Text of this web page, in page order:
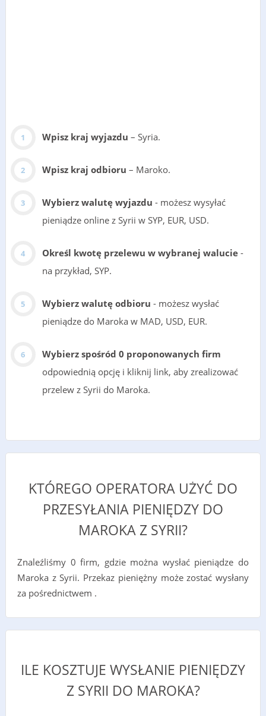
Wpisz kraj wyjazdu – Syria.
Wpisz kraj odbioru – Maroko.
Wybierz walutę wyjazdu - możesz wysyłać
pieniądze online z Syrii w SYP, EUR, USD.
Określ kwotę przelewu w wybranej walucie-
na przykład, SYP.
Wybierz walutę odbioru - możesz wysłać
pieniądze do Maroka w MAD, USD, EUR.
Wybierz spośród 0 proponowanych firm
odpowiednią opcję i kliknij link, aby zrealizować
przelew z Syrii do Maroka.
KTÓREGO OPERATORA UŻYĆ DO
PRZESYŁANIA PIENIĘDZY DO
MAROKA Z SYRII?
Znaleźliśmy 0 firm, gdzie można wysłać pieniądze do
Maroka z Syrii. Przekaz pieniężny może zostać wysłany
za pośrednictwem .
ILE KOSZTUJE WYSŁANIE PIENIĘDZY
Z SYRII DO MAROKA?